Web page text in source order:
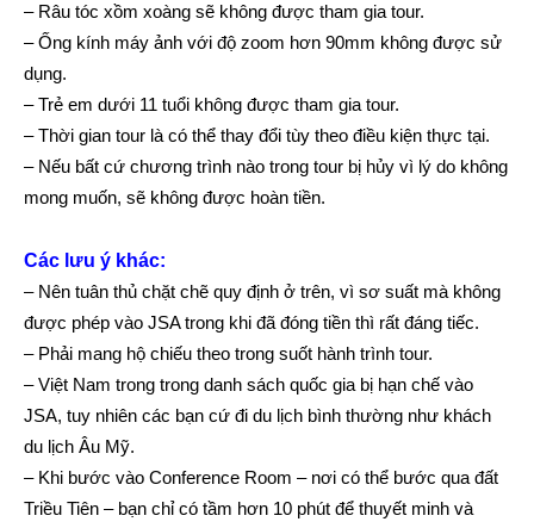
– Râu tóc xồm xoàng sẽ không được tham gia tour.
– Ống kính máy ảnh với độ zoom hơn 90mm không được sử
dụng.
– Trẻ em dưới 11 tuổi không được tham gia tour.
– Thời gian tour là có thể thay đổi tùy theo điều kiện thực tại.
– Nếu bất cứ chương trình nào trong tour bị hủy vì lý do không
mong muốn, sẽ không được hoàn tiền.
Các lưu ý khác:
– Nên tuân thủ chặt chẽ quy định ở trên, vì sơ suất mà không
được phép vào JSA trong khi đã đóng tiền thì rất đáng tiếc.
– Phải mang hộ chiếu theo trong suốt hành trình tour.
– Việt Nam trong trong danh sách quốc gia bị hạn chế vào
JSA, tuy nhiên các bạn cứ đi du lịch bình thường như khách
du lịch Âu Mỹ.
– Khi bước vào Conference Room – nơi có thể bước qua đất
Triều Tiên – bạn chỉ có tầm hơn 10 phút để thuyết minh và